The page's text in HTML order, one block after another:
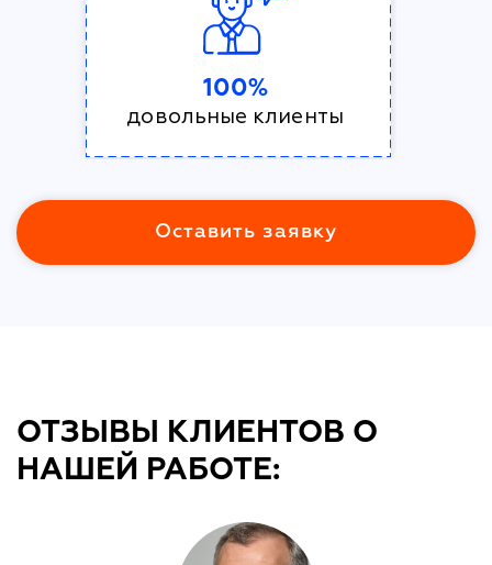
100%
довольные клиенты
Оставить заявку
ОТЗЫВЫ КЛИЕНТОВ О
НАШЕЙ РАБОТЕ: